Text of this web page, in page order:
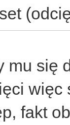
mu się
więc
fakt